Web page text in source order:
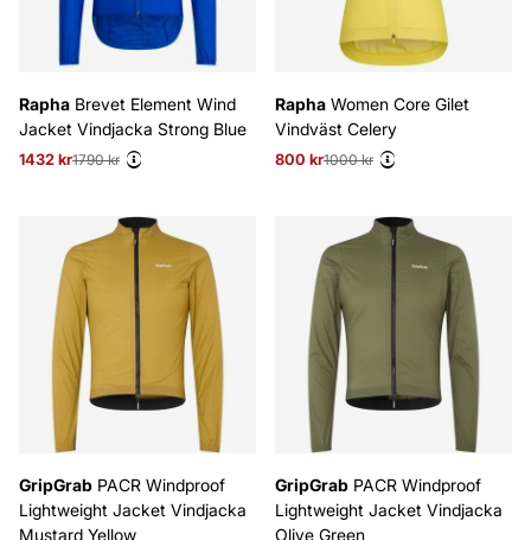
Rapha Brevet Element Wind
Jacket Vindjacka Strong Blue
1432 kr
Ordinarie pris:
1790 kr
Rapha Women Core Gilet
Vindväst Celery
800 kr
Ordinarie pris:
1000 kr
GripGrab PACR Windproof
Lightweight Jacket Vindjacka
Mustard Yellow
GripGrab PACR Windproof
Lightweight Jacket Vindjacka
Olive Green